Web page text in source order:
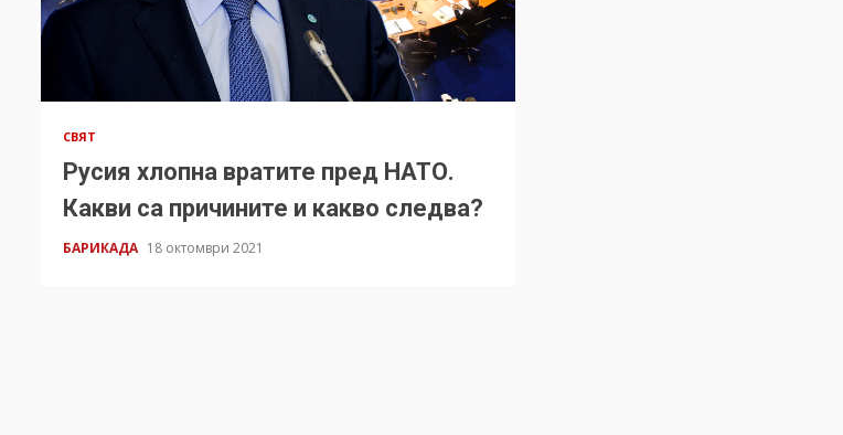
СВЯТ
Русия хлопна вратите пред НАТО.
Какви са причините и какво следва?
БАРИКАДА 18 октомври 2021